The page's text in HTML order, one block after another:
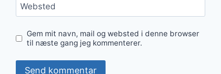
Websted
Gem mit navn, mail og websted i denne browser
til næste gang jeg kommenterer.